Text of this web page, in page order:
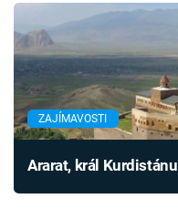
ZAJÍMAVOSTI
Ararat, král Kurdistánu